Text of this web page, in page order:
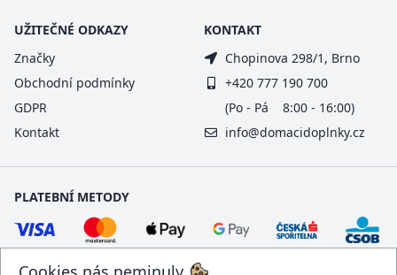
UŽITEČNÉ ODKAZY
Značky
Obchodní podmínky
GDPR
Kontakt
KONTAKT
Chopinova 298/1, Brno
+420 777 190 700
(Po - Pá 8:00 - 16:00)
info@domacidoplnky.cz
PLATEBNÍ METODY